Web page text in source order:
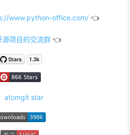
www.python-office.com/ 👈
源项目的交流群 👈